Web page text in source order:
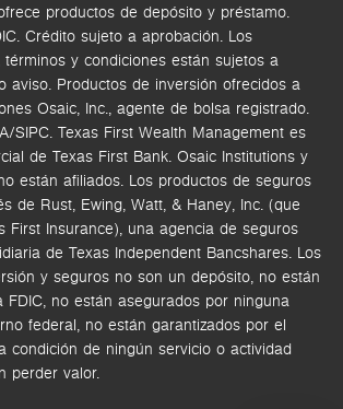
productos de depósito y préstamo.
Crédito sujeto a aprobación. Los
términos y condiciones están sujetos a
aviso. Productos de inversión ofrecidos a
Osaic, Inc., agente de bolsa registrado.
SIPC. Texas First Wealth Management es
de Texas First Bank. Osaic Institutions y
están afiliados. Los productos de seguros
de Rust, Ewing, Watt, & Haney, Inc. (que
First Insurance), una agencia de seguros
de Texas Independent Bancshares. Los
y seguros no son un depósito, no están
FDIC, no están asegurados por ninguna
federal, no están garantizados por el
condición de ningún servicio o actividad
perder valor.